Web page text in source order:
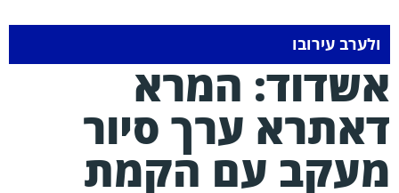
ולערב עירובו
המרא
ערך סיור
עם הקמת